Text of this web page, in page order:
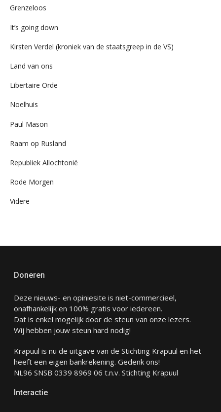
Grenzeloos
It’s going down
Kirsten Verdel (kroniek van de staatsgreep in de VS)
Land van ons
Libertaire Orde
Noelhuis
Paul Mason
Raam op Rusland
Republiek Allochtonië
Rode Morgen
Videre
Doneren
Deze nieuws- en opiniesite is niet-commercieel,
onafhankelijk en 100% gratis voor iedereen.
Dat is enkel mogelijk door de steun van onze lezers.
Wij hebben jouw steun hard nodig!
Krapuul is nu de uitgave van de Stichting Krapuul en het
heeft een eigen bankrekening. Gedenk ons!
NL96 SNSB 0339 8969 06 t.n.v. Stichting Krapuul
Interactie